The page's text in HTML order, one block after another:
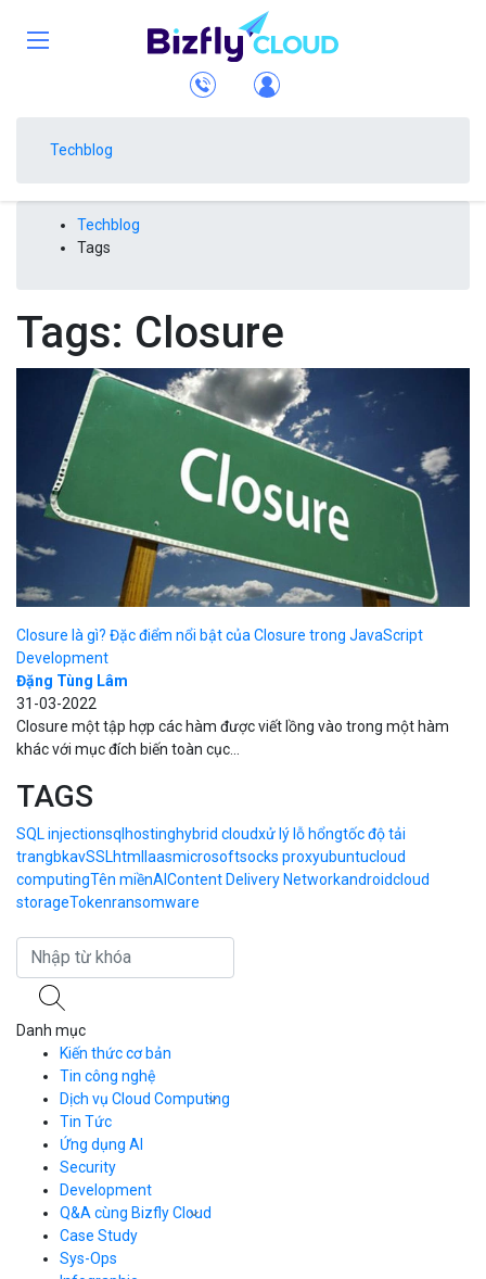
Techblog
Techblog
Tags
Tags: Closure
Closure là gì? Đặc điểm nổi bật của Closure trong JavaScript
Development
Đặng Tùng Lâm
31-03-2022
Closure một tập hợp các hàm được viết lồng vào trong một hàm
khác với mục đích biến toàn cục...
TAGS
SQL injectionsql hostinghybrid cloudxử lý lỗ hổngtốc độ tải
trangbkavSSLhtml Iaasmicrosoftsocks proxyubuntucloud
computingTên miềnAI Content Delivery Networkandroidcloud
storageTokenransomware
Danh mục
Kiến thức cơ bản
Tin công nghệ
Dịch vụ Cloud Computing
Cloud Server
CDN
Load Balancer
Auto Scaling
Container Registry
Kubernetes
Cloud Database
Call Center
Tin Tức
Ứng dụng AI
Security
Development
Q&A cùng Bizfly Cloud
Q&A về Bizfly Cloud Server
Thao tác kết nối tới server
Q&A về Bizfly Business Email
Case Study
Sys-Ops